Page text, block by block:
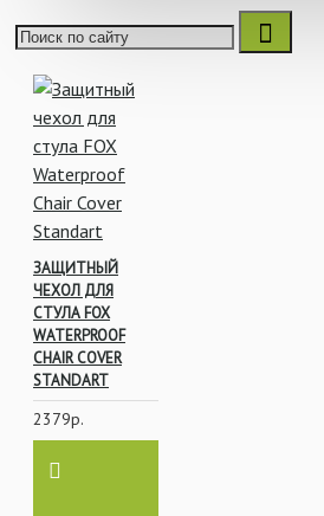
ЗАЩИТНЫЙ
ЧЕХОЛ ДЛЯ
СТУЛА FOX
WATERPROOF
CHAIR COVER
STANDART
2379р.